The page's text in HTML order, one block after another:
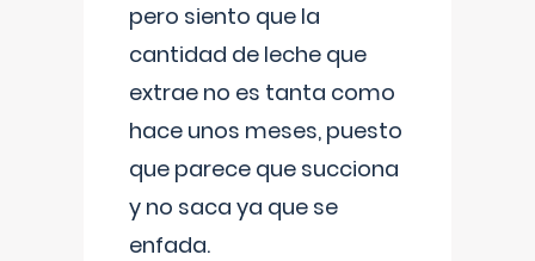
pero siento que la
cantidad de leche que
extrae no es tanta como
hace unos meses, puesto
que parece que succiona
y no saca ya que se
enfada.